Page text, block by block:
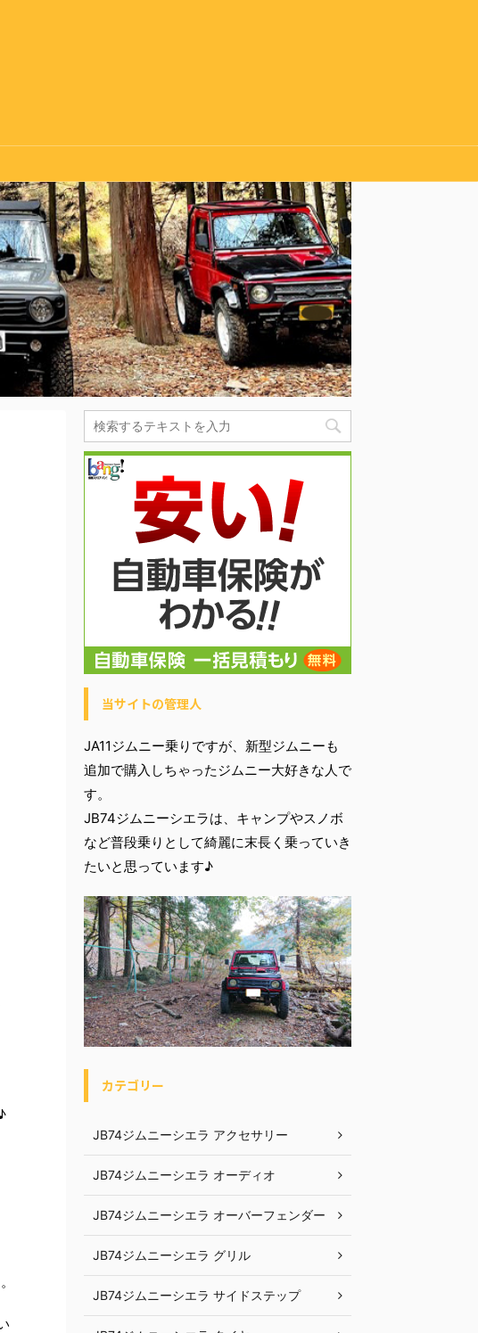
当サイトの管理人
JA11ジムニー乗りですが、新型ジムニーも
追加で購入しちゃったジムニー大好きな人で
す。
JB74ジムニーシエラは、キャンプやスノボ
など普段乗りとして綺麗に末長く乗っていき
たいと思っています♪
カテゴリー
JB74ジムニーシエラ アクセサリー
JB74ジムニーシエラ オーディオ
JB74ジムニーシエラ オーバーフェンダー
JB74ジムニーシエラ グリル
JB74ジムニーシエラ サイドステップ